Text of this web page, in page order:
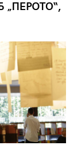
„ПЕРОТО“,